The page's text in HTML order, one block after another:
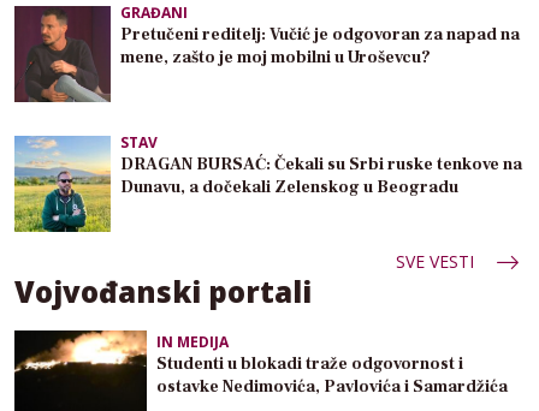
GRAĐANI
Pretučeni reditelj: Vučić je odgovoran za napad na
mene, zašto je moj mobilni u Uroševcu?
STAV
DRAGAN BURSAĆ: Čekali su Srbi ruske tenkove na
Dunavu, a dočekali Zelenskog u Beogradu
SVE VESTI
Vojvođanski portali
IN MEDIJA
Studenti u blokadi traže odgovornost i
ostavke Nedimovića, Pavlovića i Samardžića